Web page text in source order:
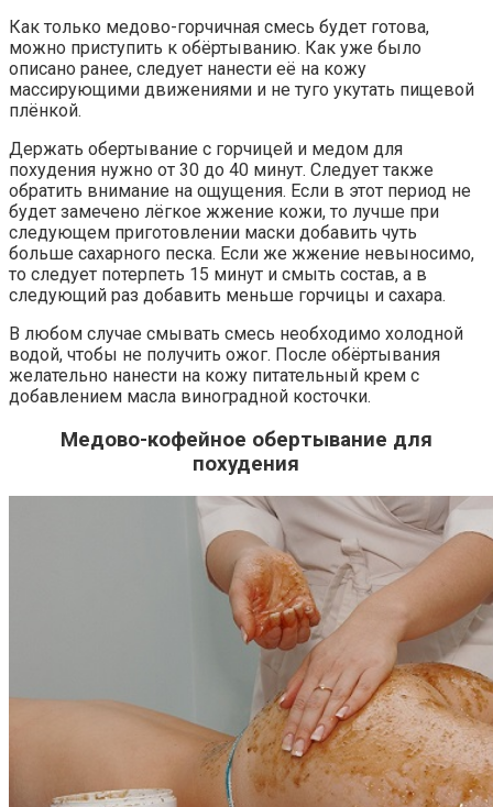
Как только медово-горчичная смесь будет готова,
можно приступить к обёртыванию. Как уже было
описано ранее, следует нанести её на кожу
массирующими движениями и не туго укутать пищевой
плёнкой.
Держать обертывание с горчицей и медом для
похудения нужно от 30 до 40 минут. Следует также
обратить внимание на ощущения. Если в этот период не
будет замечено лёгкое жжение кожи, то лучше при
следующем приготовлении маски добавить чуть
больше сахарного песка. Если же жжение невыносимо,
то следует потерпеть 15 минут и смыть состав, а в
следующий раз добавить меньше горчицы и сахара.
В любом случае смывать смесь необходимо холодной
водой, чтобы не получить ожог. После обёртывания
желательно нанести на кожу питательный крем с
добавлением масла виноградной косточки.
Медово-кофейное обертывание для
похудения